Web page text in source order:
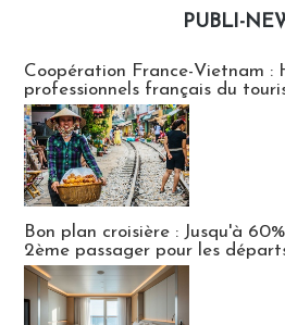
PUBLI-
Coopération France-Vietnam :
professionnels français du
Bon plan croisière : Jusqu'à
2ème passager pour les